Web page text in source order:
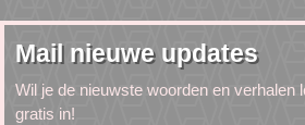
Mail nieuwe updates
Wil je de nieuwste woorden en verhalen
gratis in!